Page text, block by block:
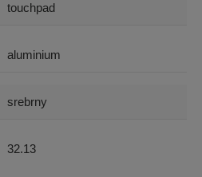
touchpad
aluminium
srebrny
32.13